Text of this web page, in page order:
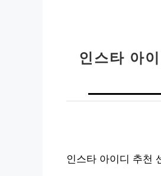
인스타 아
인스타 아이디 추천